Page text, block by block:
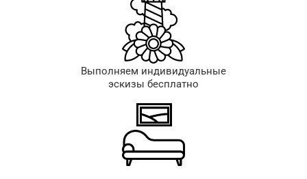
Выполняем индивидуальные
эскизы бесплатно